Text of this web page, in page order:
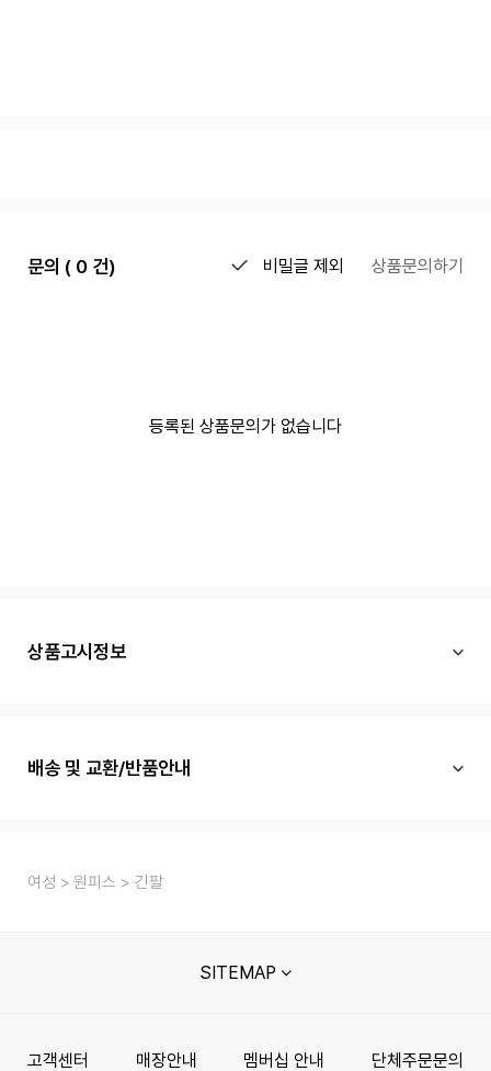
문의 ( 0 건) 비밀글 제외 상품문의하기
등록된 상품문의가 없습니다
상품고시정보
배송 및 교환/반품안내
여성 원피스 긴팔
SITEMAP
고객센터 매장안내 멤버십 안내 단체주문문의